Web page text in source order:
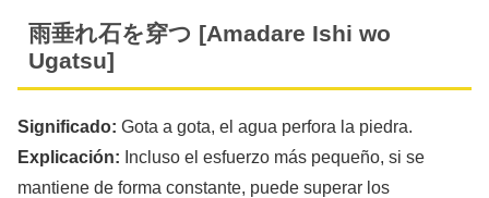
雨垂れ石を穿つ [Amadare Ishi wo
Ugatsu]
Significado: Gota a gota, el agua perfora la piedra.
Explicación: Incluso el esfuerzo más pequeño, si se
mantiene de forma constante, puede superar los